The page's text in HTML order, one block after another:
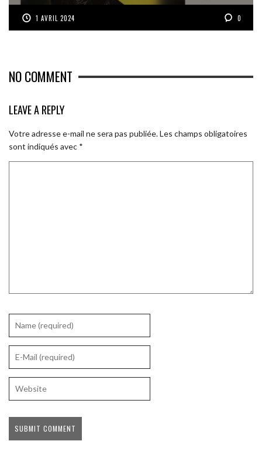
1 AVRIL 2024 0
NO COMMENT
LEAVE A REPLY
Votre adresse e-mail ne sera pas publiée.Les champs obligatoires
sont indiqués avec *